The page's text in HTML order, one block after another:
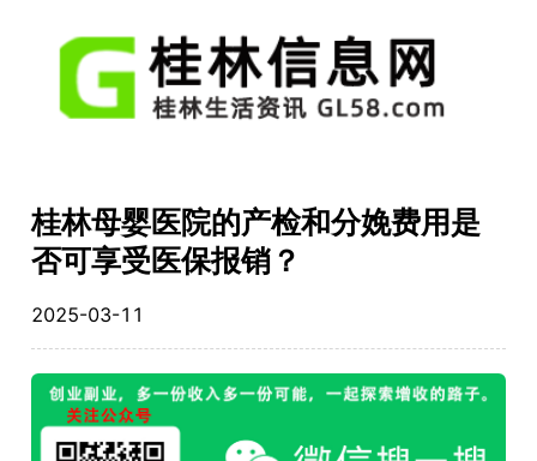
桂林母婴医院的产检和分娩费用是
否可享受医保报销？
2025-03-11